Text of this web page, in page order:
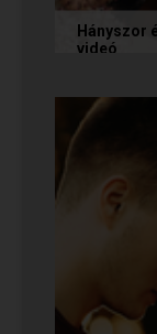
Hányszor
videó